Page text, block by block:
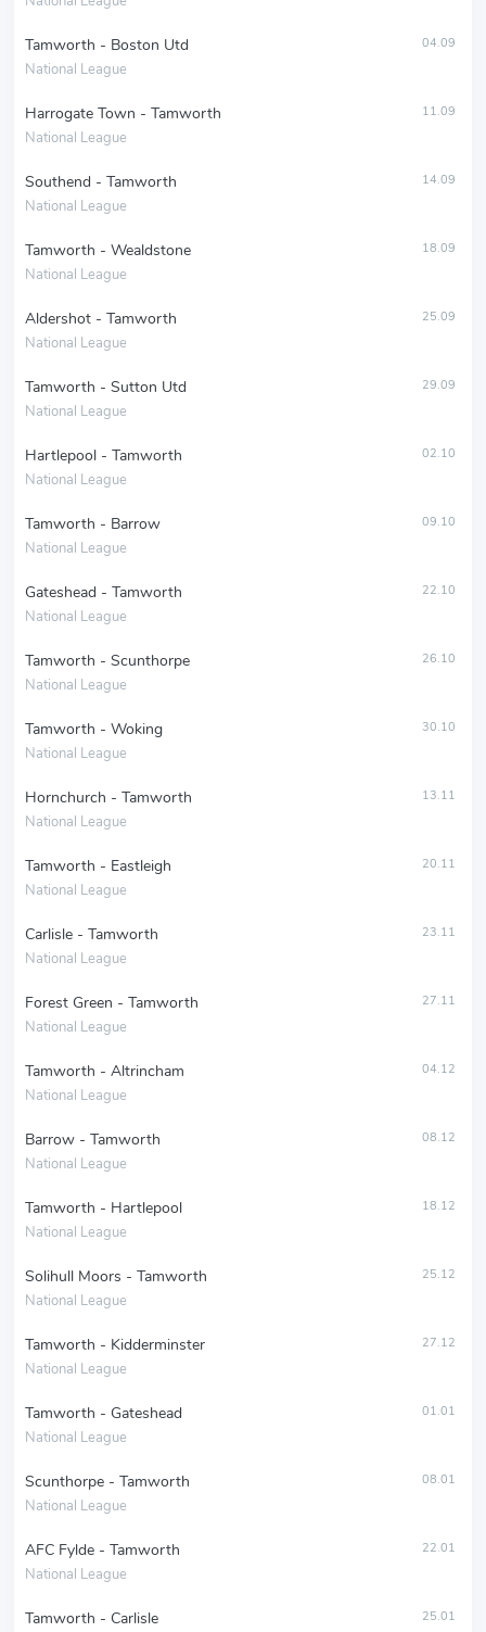
Tamworth - Boston Utd
National League
04.09
Harrogate Town - Tamworth
National League
11.09
Southend - Tamworth
National League
14.09
Tamworth - Wealdstone
National League
18.09
Aldershot - Tamworth
National League
25.09
Tamworth - Sutton Utd
National League
29.09
Hartlepool - Tamworth
National League
02.10
Tamworth - Barrow
National League
09.10
Gateshead - Tamworth
National League
22.10
Tamworth - Scunthorpe
National League
26.10
Tamworth - Woking
National League
30.10
Hornchurch - Tamworth
National League
13.11
Tamworth - Eastleigh
National League
20.11
Carlisle - Tamworth
National League
23.11
Forest Green - Tamworth
National League
27.11
Tamworth - Altrincham
National League
04.12
Barrow - Tamworth
National League
08.12
Tamworth - Hartlepool
National League
18.12
Solihull Moors - Tamworth
National League
25.12
Tamworth - Kidderminster
National League
27.12
Tamworth - Gateshead
National League
01.01
Scunthorpe - Tamworth
National League
08.01
AFC Fylde - Tamworth
National League
22.01
Tamworth - Carlisle 25.01